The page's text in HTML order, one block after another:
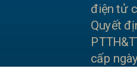
điện tử
Quyết
cấp